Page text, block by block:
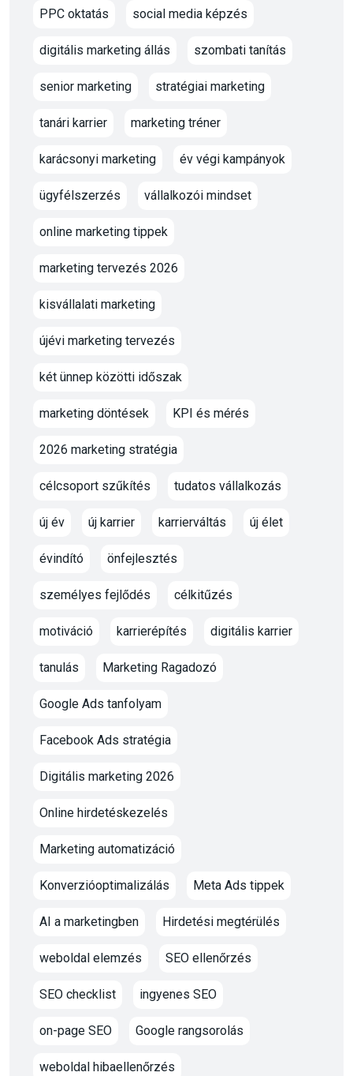
PPC oktatás social media képzés
digitális marketing állás szombati tanítás
senior marketing stratégiai marketing
tanári karrier marketing tréner
karácsonyi marketing év végi kampányok
ügyfélszerzés vállalkozói mindset
online marketing tippek
marketing tervezés 2026
kisvállalati marketing
újévi marketing tervezés
két ünnep közötti időszak
marketing döntések KPI és mérés
2026 marketing stratégia
célcsoport szűkítés tudatos vállalkozás
új év új karrier karrierváltás új élet
évindító önfejlesztés
személyes fejlődés célkitűzés
motiváció karrierépítés digitális karrier
tanulás Marketing Ragadozó
Google Ads tanfolyam
Facebook Ads stratégia
Digitális marketing 2026
Online hirdetéskezelés
Marketing automatizáció
Konverzióoptimalizálás Meta Ads tippek
AI a marketingben Hirdetési megtérülés
weboldal elemzés SEO ellenőrzés
SEO checklist ingyenes SEO
on-page SEO Google rangsorolás
weboldal hibaellenőrzés